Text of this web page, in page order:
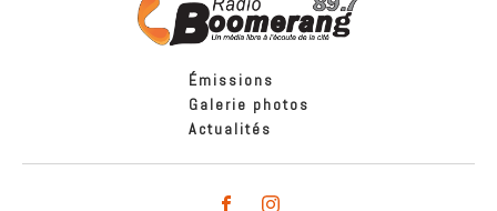
Émissions
Galerie photos
Actualités